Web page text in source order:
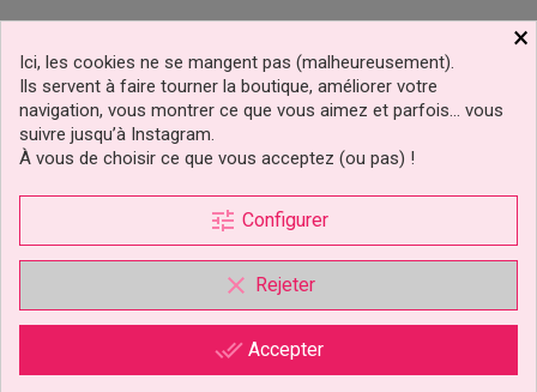
Disque Azyme Toutes
L'équipe Pat’ Patrouille
×
Ici, les cookies ne se mangent pas (malheureusement).
Ils servent à faire tourner la boutique, améliorer votre
navigation, vous montrer ce que vous aimez et parfois… vous
suivre jusqu’à Instagram.
À vous de choisir ce que vous acceptez (ou pas) !
tune Configurer
clear Rejeter
done_all Accepter